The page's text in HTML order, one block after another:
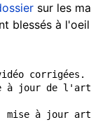
sur les
blessés à
corrigées.
à jour de
: mise à jour